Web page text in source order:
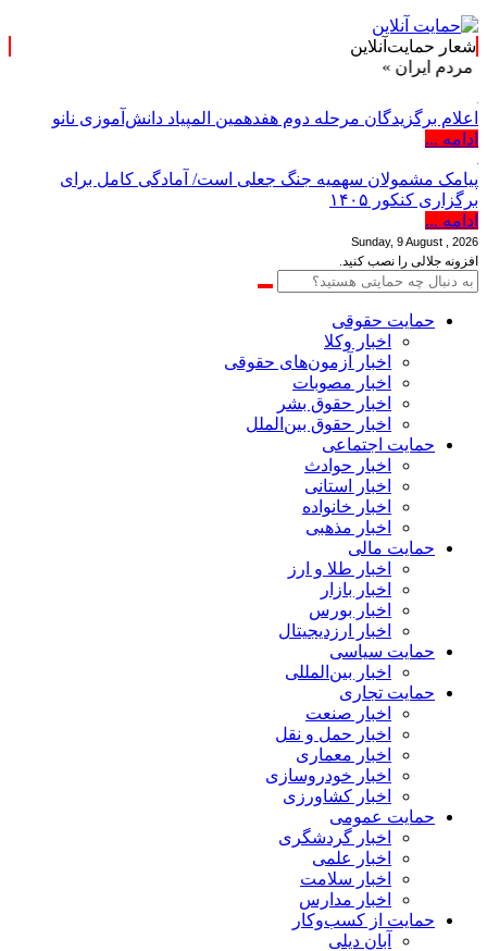
شعار حمایت‌آنلاین
»
اعلام برگزیدگان مرحله دوم هفدهمین المپیاد دانش‌آموزی نانو
ادامه ...
پیامک مشمولان سهمیه جنگ جعلی است/ آمادگی کامل برای
برگزاری کنکور ۱۴۰۵
ادامه ...
Sunday, 9 August , 2026
افزونه جلالی را نصب کنید.
حمایت حقوقی
اخبار وکلا
اخبار آزمون‌های حقوقی
اخبار مصوبات
اخبار حقوق بشر
اخبار حقوق بین‌الملل
حمایت اجتماعی
اخبار حوادث
اخبار استانی
اخبار خانواده
اخبار مذهبی
حمایت مالی
اخبار طلا و ارز
اخبار بازار
اخبار بورس
اخبار ارزدیجیتال
حمایت سیاسی
اخبار بین‌المللی
حمایت تجاری
اخبار صنعت
اخبار حمل و نقل
اخبار معماری
اخبار خودروسازی
اخبار کشاورزی
حمایت عمومی
اخبار گردشگری
اخبار علمی
اخبار سلامت
اخبار مدارس
حمایت از کسب‌وکار
آبان دیلی